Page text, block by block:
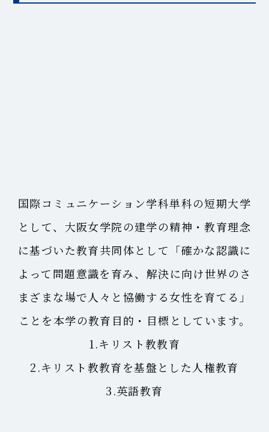
国際コミュニケーション学科単科の短期大学
として、大阪女学院の建学の精神・教育理念
に基づいた教育共同体として「確かな認識に
よって問題意識を育み、解決に向け世界のさ
まざまな場で人々と協働する女性を育てる」
ことを本学の教育目的・目標としています。
1.キリスト教教育
2.キリスト教教育を基盤とした人権教育
3.英語教育